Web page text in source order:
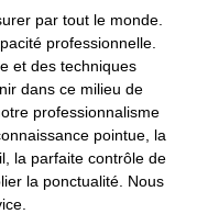
par tout le monde.
professionnelle.
et des techniques
dans ce milieu de
professionnalisme
pointue, la
la parfaite contrôle de
la ponctualité. Nous